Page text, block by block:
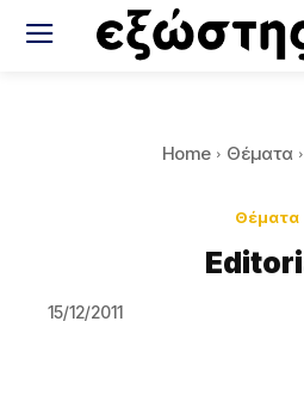
Home Θέματα
Θέματα
15/12/2011